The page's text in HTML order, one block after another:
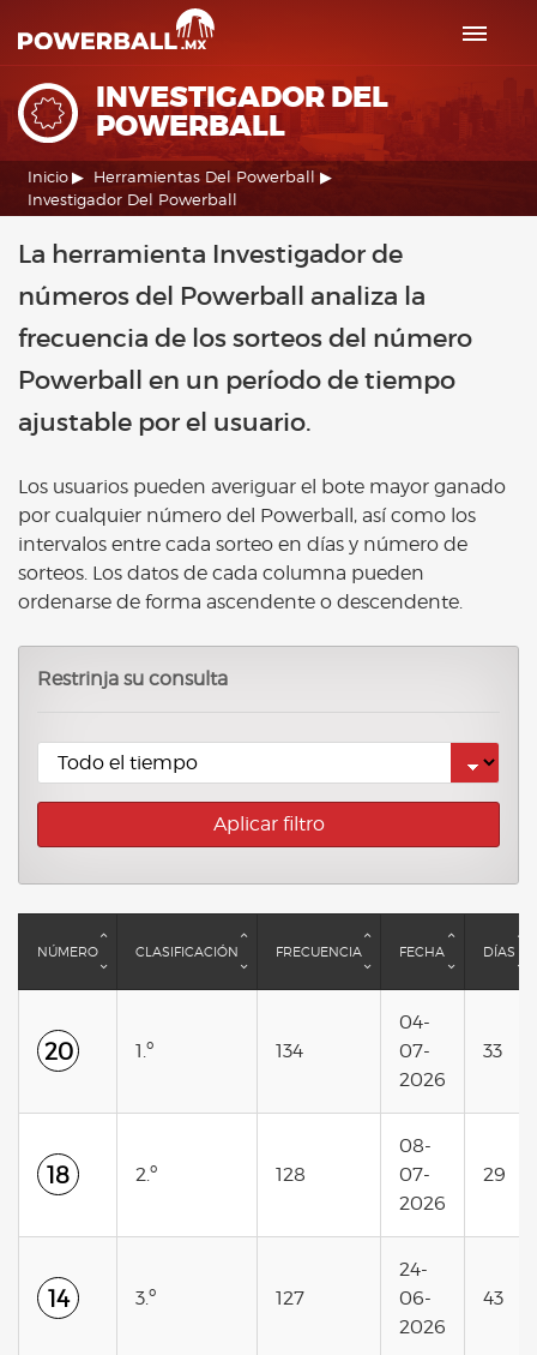
INVESTIGADOR DEL
POWERBALL
Inicio
Herramientas Del Powerball
Investigador Del Powerball
La herramienta Investigador de
números del Powerball analiza la
frecuencia de los sorteos del número
Powerball en un período de tiempo
ajustable por el usuario.
Los usuarios pueden averiguar el bote mayor ganado
por cualquier número del Powerball, así como los
intervalos entre cada sorteo en días y número de
sorteos. Los datos de cada columna pueden
ordenarse de forma ascendente o descendente.
Restrinja su consulta
Aplicar filtro
NÚMERO CLASIFICACIÓN FRECUENCIA FECHA DÍAS
20 1.º 134
04-
07-
2026
33
18 2.º 128
08-
07-
2026
29
14 3.º 127
24-
06-
2026
43